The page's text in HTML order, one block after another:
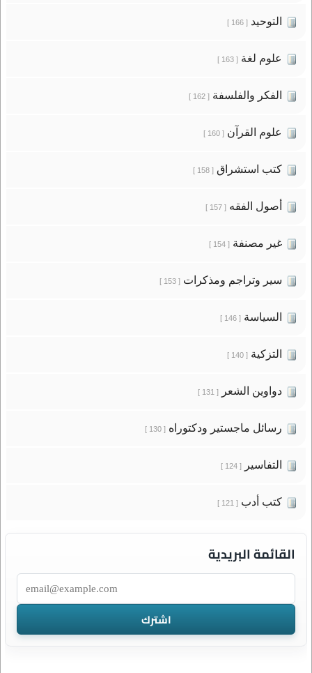
التوحيد[ 166 ]
علوم لغة[ 163 ]
الفكر والفلسفة[ 162 ]
علوم القرآن[ 160 ]
كتب استشراق[ 158 ]
أصول الفقه[ 157 ]
غير مصنفة[ 154 ]
سير وتراجم ومذكرات[ 153 ]
السياسة[ 146 ]
التزكية[ 140 ]
دواوين الشعر[ 131 ]
رسائل ماجستير ودكتوراه[ 130 ]
التفاسير[ 124 ]
كتب أدب[ 121 ]
القائمة البريدية